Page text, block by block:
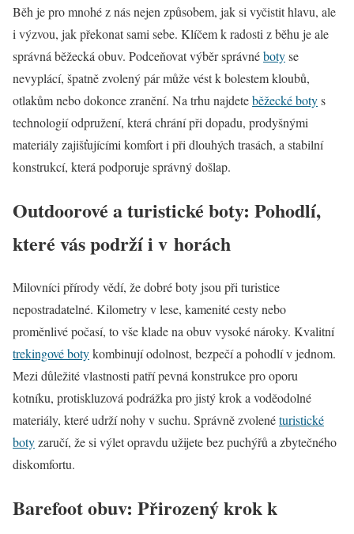
Běh je pro mnohé z nás nejen způsobem, jak si vyčistit hlavu, ale
i výzvou, jak překonat sami sebe. Klíčem k radosti z běhu je ale
správná běžecká obuv. Podceňovat výběr správnébotyse
nevyplácí, špatně zvolený pár může vést k bolestem kloubů,
otlakům nebo dokonce zranění. Na trhu najdeteběžecké botys
technologií odpružení, která chrání při dopadu, prodyšnými
materiály zajišťujícími komfort i při dlouhých trasách, a stabilní
konstrukcí, která podporuje správný došlap.
Outdoorové a turistické boty: Pohodlí,
které vás podrží i v horách
Milovníci přírody vědí, že dobré boty jsou při turistice
nepostradatelné. Kilometry v lese, kamenité cesty nebo
proměnlivé počasí, to vše klade na obuv vysoké nároky. Kvalitní
trekingové botykombinují odolnost, bezpečí a pohodlí v jednom.
Mezi důležité vlastnosti patří pevná konstrukce pro oporu
kotníku, protiskluzová podrážka pro jistý krok a voděodolné
materiály, které udrží nohy v suchu. Správně zvolenéturistické
botyzaručí, že si výlet opravdu užijete bez puchýřů a zbytečného
diskomfortu.
Barefoot obuv: Přirozený krok k